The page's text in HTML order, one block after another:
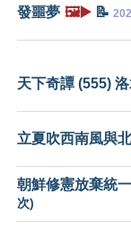
發噩夢 🖼️▶️ 📝
天下奇譚 (555)
立夏吹西南風與
朝鮮修憲放棄統
次)